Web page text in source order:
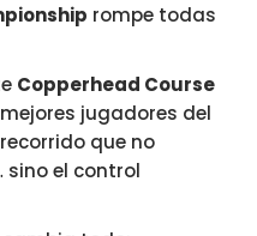
rompe todas
Copperhead Course
jugadores del
que no
el control